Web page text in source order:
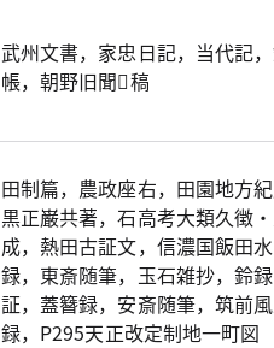
武州文書，家忠日記，当代記
帳，朝野旧聞稿
田制篇，農政座右，田園地方
黒正巌共著，石高考大類久徴
成，熱田古証文，信濃国飯田
録，東斎随筆，玉石雑抄，鈴
証，蓋簪録，安斎随筆，筑前
録，P295天正改定制地一町図